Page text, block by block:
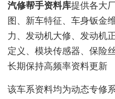
汽修帮手资料库提供各大
图、新车特征、车身钣金
力、发动机大修、发动机
定义、模块传感器、保险
长期保持高频率资料更新
该车系资料均为动态专修